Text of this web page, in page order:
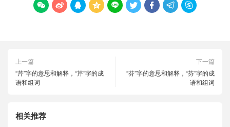
        
上一篇
“芹”字的意思和解释，“芹”字的成
语和组词
下一篇
“芬”字的意思和解释，“芬”字的成
语和组词
相关推荐